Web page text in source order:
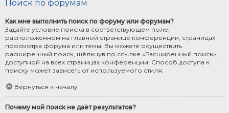
Поиск по форумам
Как мне выполнить поиск по форуму или форумам?
Задайте условие поиска в соответствующем поле,
расположенном на главной странице конференции, страницах
просмотра форума или темы. Вы можете осуществить
расширенный поиск, щёлкнув по ссылке «Расширенный поиск»,
доступной на всех страницах конференции. Способ доступа к
поиску может зависеть от используемого стиля.
Вернуться к началу
Почему мой поиск не даёт результатов?